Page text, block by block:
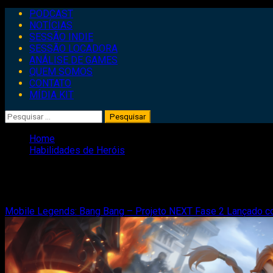
Primary
Menu
PODCAST
NOTÍCIAS
SESSÃO INDIE
SESSÃO LOCADORA
ANÁLISE DE GAMES
QUEM SOMOS
CONTATO
MÍDIA KIT
Pesquisar
por:
Home
Habilidades de Heróis
Mobile Legends: Bang Bang – Projeto NEXT Fase 2 Lançado